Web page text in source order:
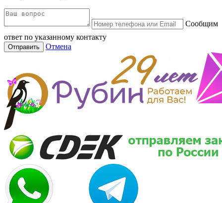
Сообщим
ответ по указанному контакту
Отправить Отмена